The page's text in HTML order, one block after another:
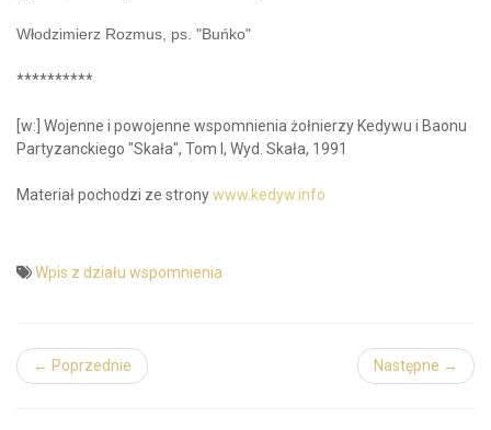
Włodzimierz Rozmus, ps. "Buńko"
**********
[w:] Wojenne i powojenne wspomnienia żołnierzy Kedywu i Baonu
Partyzanckiego "Skała", Tom I, Wyd. Skała, 1991
Materiał pochodzi ze stronywww.kedyw.info
Wpis z działu wspomnienia
← Poprzednie Następne →